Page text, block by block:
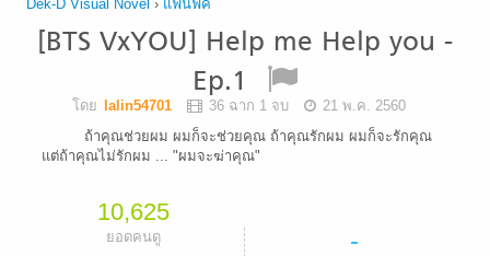
Dek-D Visual Novel › แฟนฟิค
[BTS VxYOU] Help me Help you -
Ep.1
โดย lalin54701 36 ฉาก 1 จบ
21 พ.ค. 2560
ถ้าคุณช่วยผม ผมก็จะช่วยคุณ ถ้าคุณรักผม ผมก็จะรักคุณ
แต่ถ้าคุณไม่รักผม ... "ผมจะฆ่าคุณ"
10,625
ยอดคนดู -